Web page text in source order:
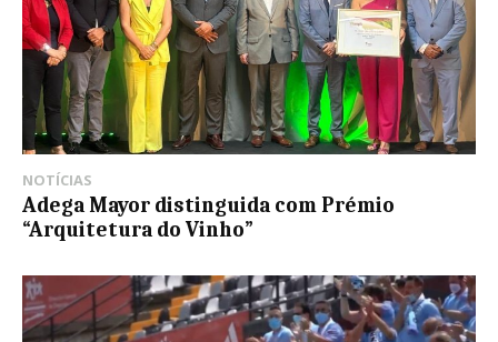
NOTÍCIAS
Adega Mayor distinguida com Prémio
“Arquitetura do Vinho”